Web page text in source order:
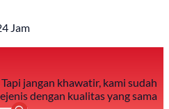
Jam
jangan khawatir, kami sudah
dengan kualitas yang sama